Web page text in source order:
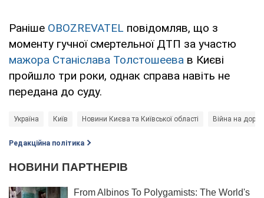
Раніше OBOZREVATEL повідомляв, що з
моменту гучної смертельної ДТП за участю
мажора Станіслава Толстошеева в Києві
пройшло три роки, однак справа навіть не
передана до суду.
Україна Київ Новини Києва та Київської області Війна на
Редакційна політика